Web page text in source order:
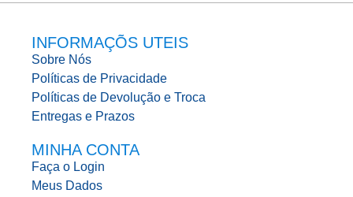
INFORMAÇÕS UTEIS
Sobre Nós
Políticas de Privacidade
Políticas de Devolução e Troca
Entregas e Prazos
MINHA CONTA
Faça o Login
Meus Dados